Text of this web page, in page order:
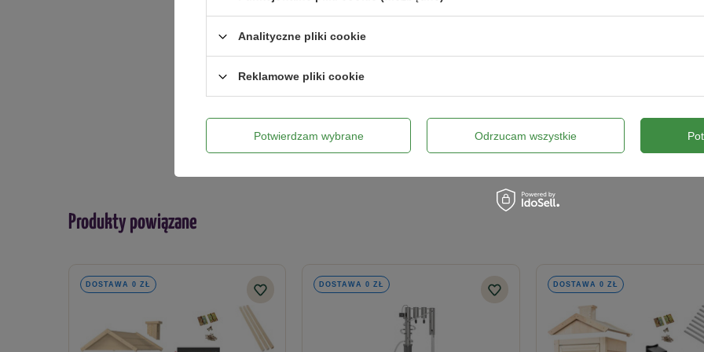
precyzyjne zarządzanie procesem destylacji i osiąganie powtarzalnych, profesjonalnych efektów.
Ocieplenie neoprenowe do garnka destylatora Convex 60 L
Dedykowane rozwiązanie -bezpieczeństwo i komfort podczas destylacjiSolidne ocieplenie wykonane z elastycznego
Nowoczesna metoda obróbki, polegającą na precyzyjnym wygładzaniu powierzchni mikrokulkami szklanymi pod wysokim
wykończenie, które robi różnicę!
- Głowica Aabratek z innowacyjną konstrukcją jeziorka -destylatory Aabratek to jedne z najbardziej precyzyjnych
efektu końcowego. Dzięki wprowadzeniu innowacyjnej budowy jeziorka udoskonaliliśmy jeszcze bardziej proces na
- Duża wydajność -
konstrukcja tego modułowego destylatora z pojemnikiem na 60 litrów i kolumną o odpowiedniej
(zalecane jest przy tym, by nie przekraczać 90% pojemności).
Twoje imię
Wyślij opinię
Produkty powiązane
DOSTAWA 0 ZŁ DOSTAWA 0 ZŁ DOSTAWA 0 ZŁ
Analityczne pliki cookie
Reklamowe pliki cookie
Potwierdzam wybrane Odrzucam wszystkie